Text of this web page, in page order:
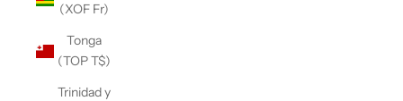
(XOF Fr)
Tonga
(TOP T$)
Trinidad y